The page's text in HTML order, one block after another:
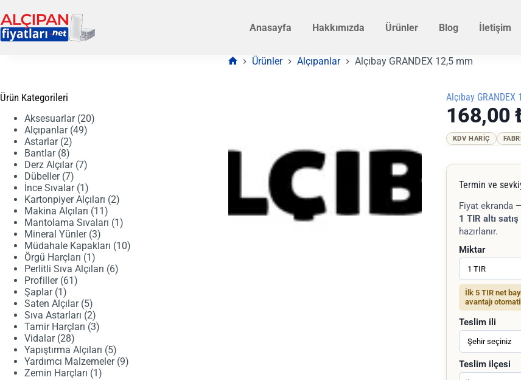
to
content
Anasayfa Hakkımızda Ürünler Blog İletişim
Ürünler Alçıpanlar Alçıbay GRANDEX 12,5 mm
Alçıbay GRANDEX
168,00
KDV HARIÇ
Termin ve
Fiyat ekranda
1 TIR altı
hazırlanır.
Miktar
İlk 5 TIR net
avantajı
Teslim ili
Teslim ilçesi
Ürün Kategorileri
Aksesuarlar 2020
Alçıpanlar 4949
Astarlar 22
ürün
Bantlar 88
ürün
Derz Alçılar 77
Dübeller 77
ürün
İnce Sıvalar 1 1
ürün
Kartonpiyer Alçıları 22
Makina Alçıları 11 11
ürün
Mantolama Sıvaları 1 1
Mineral Yünler 33
ürün
Müdahale Kapakları 1010
Örgü Harçları 1 1
ürün
Perlitli Sıva Alçıları 66
Profiller 61 61
Şaplar 1 1
ürün
Saten Alçılar 55
ürün
Sıva Astarları 22
ürün
Tamir Harçları 33
Vidalar 2828
ürün
Yapıştırma Alçıları 55
ürün
Yardımcı Malzemeler 99
Zemin Harçları 1 1